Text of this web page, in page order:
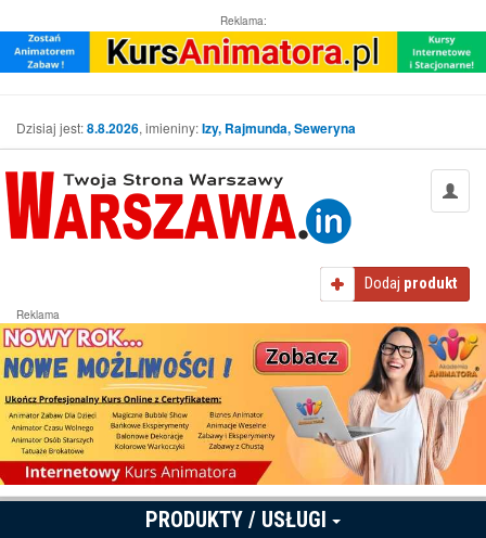
Reklama:
Dzisiaj jest:8.8.2026, imieniny:Izy, Rajmunda, Seweryna
Dodaj produkt
Reklama
PRODUKTY / USŁUGI